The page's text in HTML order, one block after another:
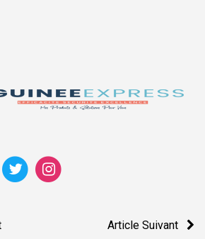
Article Suivant